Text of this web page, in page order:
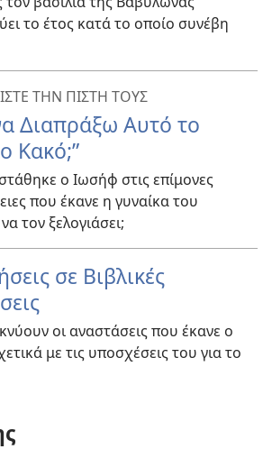
το έτος κατά το οποίο συνέβη
ΤΗΝ ΠΙΣΤΗ ΤΟΥΣ
Διαπράξω Αυτό το
Κακό;”
ο Ιωσήφ στις επίμονες
που έκανε η γυναίκα του
τον ξελογιάσει;
σε Βιβλικές
οι αναστάσεις που έκανε ο
με τις υποσχέσεις του για το